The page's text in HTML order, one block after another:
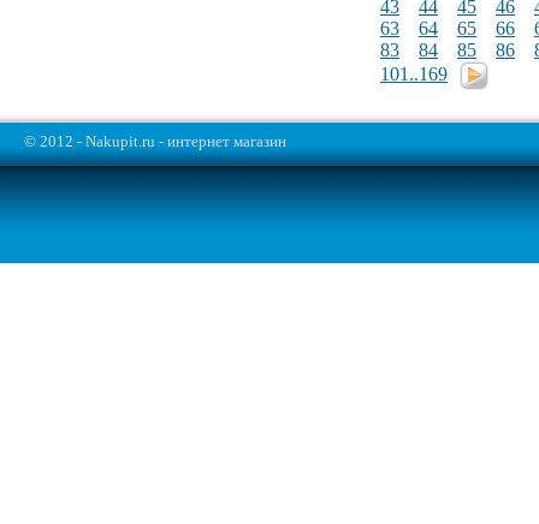
43
44 45 46
63
64 65 66
83
84 85 86
101..169
© 2012 - Nakupit.ru - интернет магазин